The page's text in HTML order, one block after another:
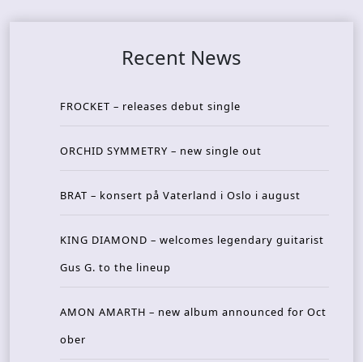
Recent News
FROCKET – releases debut single
ORCHID SYMMETRY – new single out
BRAT – konsert på Vaterland i Oslo i august
KING DIAMOND – welcomes legendary guitarist
Gus G. to the lineup
AMON AMARTH – new album announced for Oct
ober